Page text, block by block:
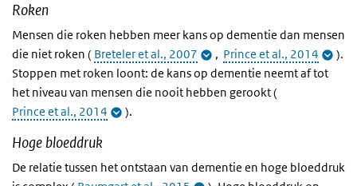
Roken
Mensen die roken hebben meer kans op dementie dan mensen
die niet roken ( Breteler et al., 2007 , Prince et al., 2014
).
Stoppen met roken loont: de kans op dementie neemt af tot
het niveau van mensen die nooit hebben gerookt (
Prince et al., 2014
).
Hoge bloeddruk
De relatie tussen het ontstaan van dementie en hoge bloeddruk